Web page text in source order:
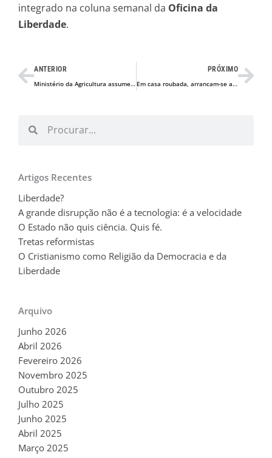
integrado na coluna semanal da Oficina da
Liberdade.
Prev
ANTERIOR
Ministério da Agricultura assume a centralização?
PRÓXIMO
Em casa roubada, arrancam-se as portas
Artigos Recentes
Liberdade?
A grande disrupção não é a tecnologia: é a velocidade
O Estado não quis ciência. Quis fé.
Tretas reformistas
O Cristianismo como Religião da Democracia e da
Liberdade
Arquivo
Junho 2026
Abril 2026
Fevereiro 2026
Novembro 2025
Outubro 2025
Julho 2025
Junho 2025
Abril 2025
Março 2025